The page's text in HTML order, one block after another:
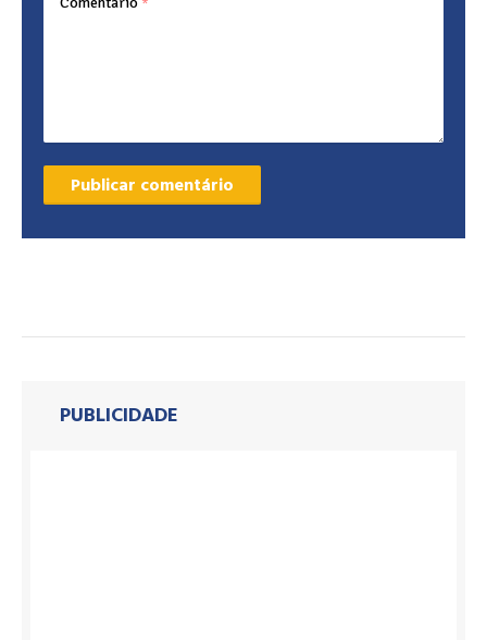
*
PUBLICIDADE